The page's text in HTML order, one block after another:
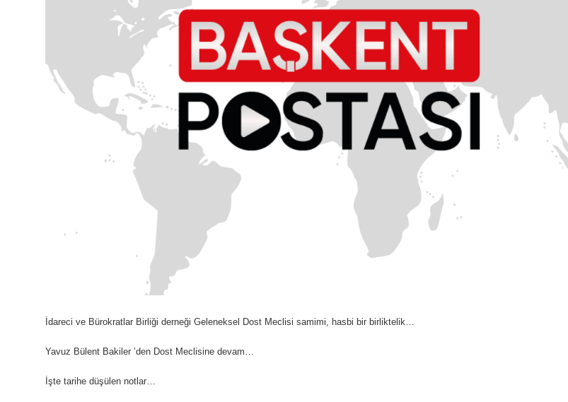
İdareci ve Bürokratlar Birliği derneği Geleneksel Dost Meclisi samimi, hasbi bir birliktelik…
Yavuz Bülent Bakiler ’den Dost Meclisine devam…
İşte tarihe düşülen notlar…